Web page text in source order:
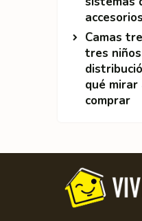
Camas
tres
qué
comprar